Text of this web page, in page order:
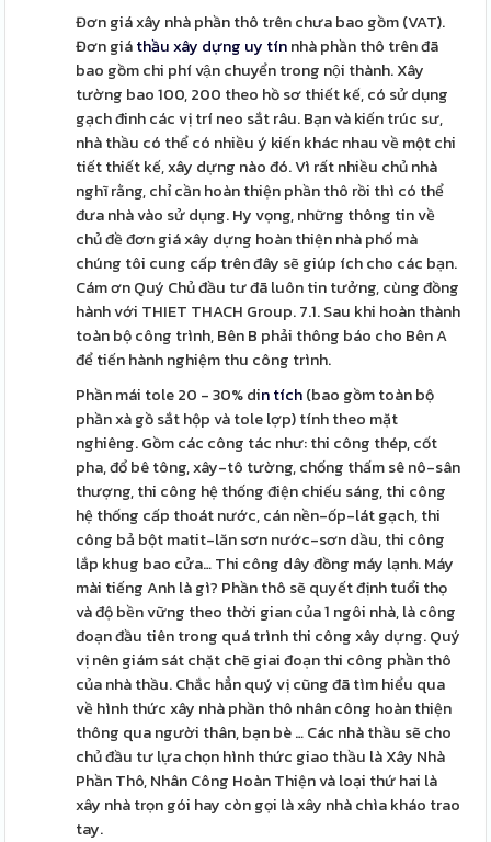
Đơn giá xây nhà phần thô trên chưa bao gồm (VAT).
Đơn giá​thầu xây dựng uy tínnhà phần thô trên đã
bao gồm chi phí vận chuyển trong nội thành. Xây
tường bao 100, 200 theo hồ sơ thiết kế, có sử dụng
gạch đinh các vị trí neo sắt râu. Bạn và kiến trúc sư,
nhà thầu có thể có nhiều ý kiến khác nhau về một chi
tiết thiết kế, xây dựng nào đó. Vì rất nhiều chủ nhà
nghĩ rằng, chỉ cần hoàn thiện phần thô rồi thì có thể
đưa nhà vào sử dụng. Hy vọng, những thông tin về
chủ đề đơn giá xây dựng hoàn thiện nhà phố mà
chúng tôi cung cấp trên đây sẽ giúp ích cho các bạn.
Cám ơn Quý Chủ đầu tư đã luôn tin tưởng, cùng đồng
hành với THIET THACH Group. 7.1. Sau khi hoàn thành
toàn bộ công trình, Bên B phải thông báo cho Bên A
để tiến hành nghiệm thu công trình.
Phần mái tole 20 - 30% din tích(bao gồm toàn bộ
phần xà gồ sắt hộp và tole lợp) tính theo mặt
nghiêng. Gồm các công tác như: thi công thép, cốt
pha, đổ bê tông, xây-tô tường, chống thấm sê nô-sân
thượng, thi công hệ thống điện chiếu sáng, thi công
hệ thống cấp thoát nước, cán nền-ốp-lát gạch, thi
công bả bột matit-lăn sơn nước-sơn dầu, thi công
lắp khug bao cửa… Thi công dây đồng máy lạnh. Máy
mài tiếng Anh là gì? Phần thô sẽ quyết định tuổi thọ
và độ bền vững theo thời gian của 1 ngôi nhà, là công
đoạn đầu tiên trong quá trình thi công xây dựng. Quý
vị nên giám sát chặt chẽ giai đoạn thi công phần thô
của nhà thầu. Chắc hẳn quý vị cũng đã tìm hiểu qua
về hình thức xây nhà phần thô nhân công hoàn thiện
thông qua người thân, bạn bè … Các nhà thầu sẽ cho
chủ đầu tư lựa chọn hình thức giao thầu là Xây Nhà
Phần Thô, Nhân Công Hoàn Thiện và loại thứ hai là
xây nhà trọn gói hay còn gọi là xây nhà chìa kháo trao
tay.